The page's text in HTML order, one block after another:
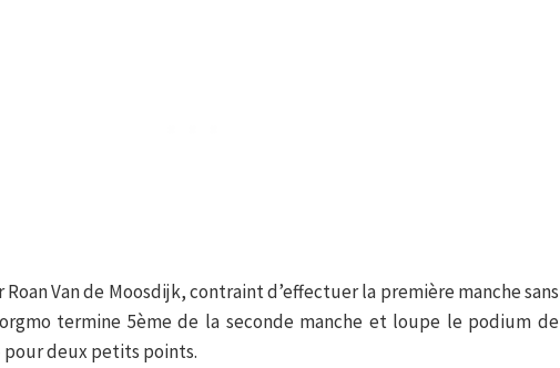
Van de Moosdijk, contraint d’effectuer la première manche sans
termine 5ème de la seconde manche et loupe le podium de
pour deux petits points.